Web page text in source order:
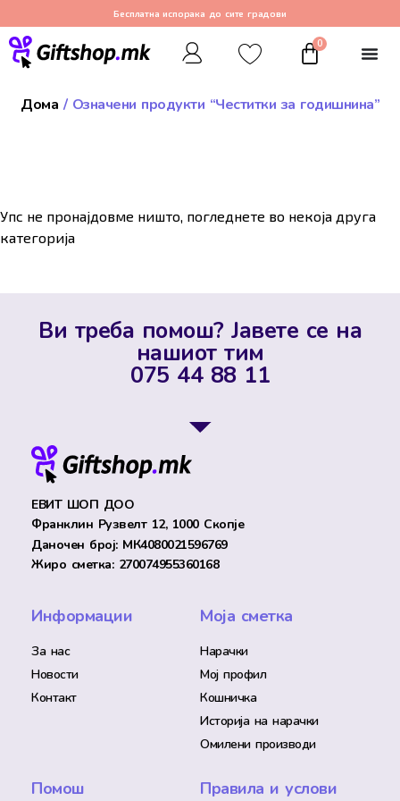
Бесплатна испорака до сите градови
0
Дома / Означени продукти “Честитки за годишнина”
Упс не пронајдовме ништо, погледнете во некоја друга
категорија
Ви треба помош? Јавете се на
нашиот тим
075 44 88 11
ЕВИТ ШОП ДОО
Франклин Рузвелт 12, 1000 Скопје
Даночен број: МК4080021596769
Жиро сметка: 270074955360168
Информации
За нас
Новости
Контакт
Моја сметка
Нарачки
Мој профил
Кошничка
Историја на нарачки
Омилени производи
Помош Правила и услови